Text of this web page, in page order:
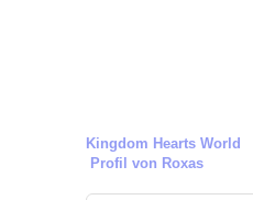
Kingdom Hearts World
Profil von Roxas